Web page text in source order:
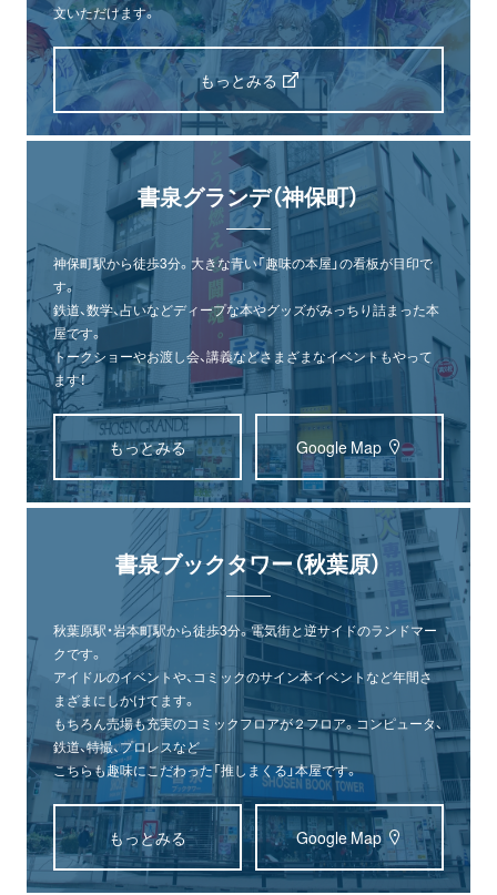
文いただけます。
もっとみる
書泉グランデ（神保町）
神保町駅から徒歩3分。大きな青い「趣味の本屋」の看板が目印で
す。
鉄道、数学、占いなどディープな本やグッズがみっちり詰まった本
屋です。
トークショーやお渡し会、講義などさまざまなイベントもやって
ます！
もっとみる Google Map
書泉ブックタワー（秋葉原）
秋葉原駅・岩本町駅から徒歩3分。電気街と逆サイドのランドマー
クです。
アイドルのイベントや、コミックのサイン本イベントなど年間さ
まざまにしかけてます。
もちろん売場も充実のコミックフロアが２フロア。コンピュータ、
鉄道、特撮、プロレスなど
こちらも趣味にこだわった「推しまくる」本屋です。
もっとみる Google Map